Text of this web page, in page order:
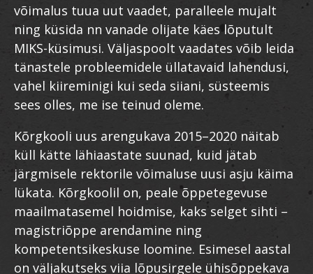
võimalus tuua uut vaadet, paralleele mujalt
ning küsida nn vanade olijate käes lõputult
MIKS-küsimusi. Väljaspoolt vaadates võib leida
tänastele probleemidele üllatavaid lahendusi,
vahel kiireminigi kui seda siiani, süsteemis
sees olles, me ise teinud oleme.
Kõrgkooli uus arengukava 2015–2020 näitab
küll kätte lähiaastate suunad, kuid jätab
järgmisele rektorile võimaluse uusi asju käima
lükata. Kõrgkoolil on, peale õppetegevuse
maailmatasemel hoidmise, kaks selget sihti –
magistriõppe arendamine ning
kompetentsikeskuse loomine. Esimesel aastal
on väljakutseks viia lõpusirgele ühisõppekava